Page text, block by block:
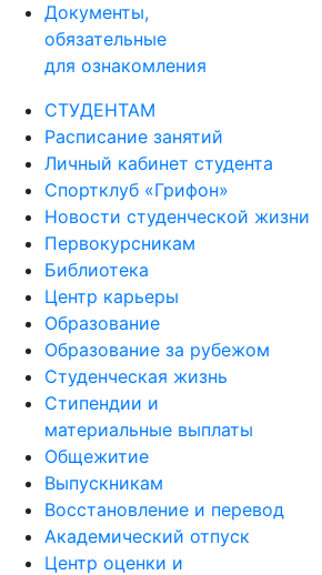
Документы,
обязательные
для ознакомления
СТУДЕНТАМ
Расписание занятий
Личный кабинет студента
Спортклуб «Грифон»
Новости студенческой жизни
Первокурсникам
Библиотека
Центр карьеры
Образование
Образование за рубежом
Студенческая жизнь
Стипендии и
материальные выплаты
Общежитие
Выпускникам
Восстановление и перевод
Академический отпуск
Центр оценки и